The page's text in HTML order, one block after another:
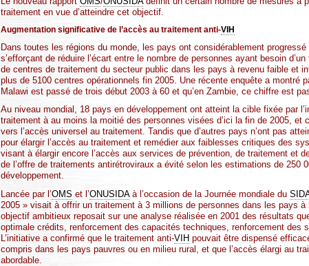
traitement en vue d’atteindre cet objectif.
Augmentation significative de l’accès au traitement anti-VIH
Dans toutes les régions du monde, les pays ont considérablement
s’efforçant de réduire l’écart entre le nombre de personnes ayant besoin
de centres de traitement du secteur public dans les pays à revenu faible et
plus de 5100 centres opérationnels fin 2005. Une récente enquête a montré
Malawi est passé de trois début 2003 à 60 et qu’en Zambie, ce chiffre est
Au niveau mondial, 18 pays en développement ont atteint la cible fixée par
traitement à au moins la moitié des personnes visées d’ici la fin de 2005,
vers l’accès universel au traitement. Tandis que d’autres pays n’ont pas
pour élargir l’accès au traitement et remédier aux faiblesses critiques des
visant à élargir encore l’accès aux services de prévention, de traitement et
de l’offre de traitements antirétroviraux a évité selon les estimations de 250
développement.
Lancée par l’OMS et l’ONUSIDAà l’occasion de la Journée mondiale du
2005 » visait à offrir un traitement à 3 millions de personnes dans les pays
objectif ambitieux reposait sur une analyse réalisée en 2001 des résultats
optimale crédits, renforcement des capacités techniques, renforcement des
L’initiative a confirmé que le traitement anti-VIH pouvait être dispensé
compris dans les pays pauvres ou en milieu rural, et que l’accès élargi au
abordable.